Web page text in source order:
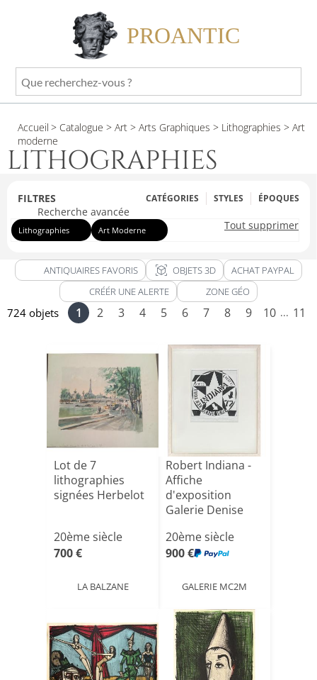
PROANTIC
Que
recherchez-
?
Accueil > Catalogue > Art > Arts Graphiques > Lithographies > Art
moderne
LITHOGRAPHIES
FILTRES CATÉGORIES STYLES ÉPOQUES
Recherche avancée
Tout supprimer
Lithographies Art Moderne
ANTIQUAIRES FAVORIS view_in_ar OBJETS 3D
ACHAT PAYPAL
CRÉÉR UNE ALERTE
ZONE GÉO
724 objets 1 2 3 4 5 6 7 8 9 10 ... 11
Lot de 7
lithographies
signées Herbelot
20ème siècle
700 €
LA BALZANE
Robert Indiana -
Affiche
d'exposition
Galerie Denise
20ème siècle
900 €
GALERIE MC2M